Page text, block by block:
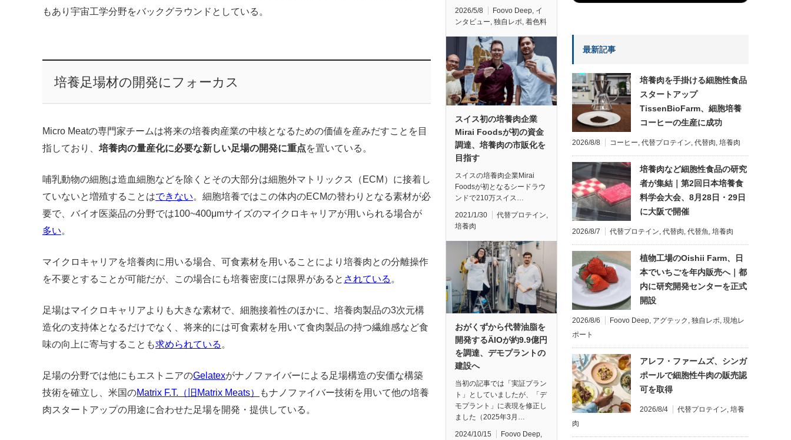
もあり宇宙工学分野をバックグラウンドとしている。
培養足場材の開発にフォーカス
Micro Meatの専門家チームは将来の培養肉産業の中核となるための価値を産みだすことを目
指しており、 培養肉の量産化に必要な新しい足場の開発に重点を置いている。
哺乳動物の細胞は造血細胞などを除くとその大部分は細胞外マトリックス（ECM）に接着し
ていないと増殖することはできない。細胞培養ではこの体内のECMの替わりとなる素材が必
要で、バイオ医薬品の分野では100~400μmサイズのマイクロキャリアが用いられる場合が
多い。
マイクロキャリアを培養肉に用いる場合、可食素材を用いることにより培養肉との分離操作
を不要とすることが可能だが、この場合にも培養密度には限界があると されている 。
足場はマイクロキャリアよりも大きな素材で、細胞接着性のほかに、培養肉製品の3次元構
造化の支持体となるだけでなく、将来的には可食素材を用いて食肉製品の持つ繊維感など食
味の向上に寄与することも求められている 。
足場の分野では他にもエストニアのGelatexがナノファイバーによる足場構造の安価な構築
技術を確立し、米国のMatrix F.T.（旧Matrix Meats）
もナノファイバー技術を用いて他の培養
肉スタートアップの用途に合わせた足場を開発・提供している。
2026/5/8 Foovo Deep, イ
ンタビュー, 独自レポ, 着色料
スイス初の培養肉企業
Mirai Foodsが初の資金
調達、培養肉の市販化を
目指す
スイスの培養肉企業Mirai
Foodsが初となるシードラウ
ンドで210万スイス…
2021/1/30 代替プロテイン
培養肉
おがくずから代替油脂を
開発するÄIOが約9.9億円
を調達、デモプラントの
建設へ
当初の記事では「実証プラン
ト」としていましたが、「デ
モプラント」に表現を修正し
ました（2025年3月…
2024/10/15 Foovo Deep
最新記事
培養肉を手掛ける細胞性食品
スタートアップ
TissenBioFarm、細胞培養
コーヒーの生産に成功
2026/8/8 コーヒー 代替プロテイン 代替肉 培養肉
培養肉など細胞性食品の研究
者が集結｜第2回日本培養食
料学会大会、8月28日・29日
に大阪で開催
2026/8/7 代替プロテイン 代替肉 代替魚 培養肉
植物工場のOishii Farm、日
本でいちごを年内販売へ｜都
内に研究開発センターを正式
開設
2026/8/6 Foovo Deep アグテック 独自レポ 現地レ
ポート
アレフ・ファームズ、シンガ
ポールで細胞性牛肉の販売認
可を取得
2026/8/4 代替プロテイン 培養
肉